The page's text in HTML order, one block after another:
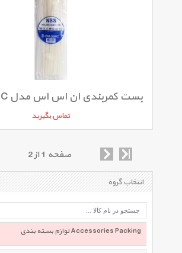
بست کمربندی ان اس اس مدل CM-300IC
تماس بگیرید
صفحه 1 از 2
انتخاب گروه
لوازم بسته بندی Accessories Packing